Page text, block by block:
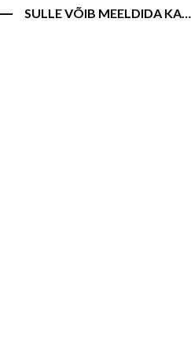
SULLE VÕIB MEELDIDA KA…